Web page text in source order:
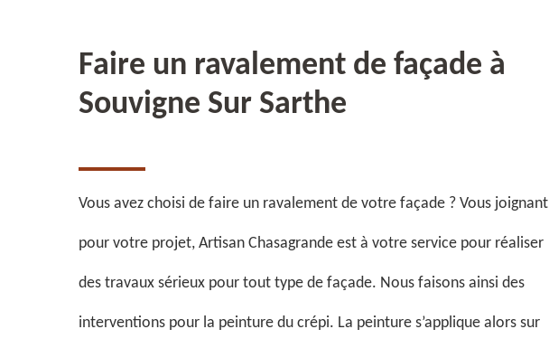
Faire un ravalement de façade à
Souvigne Sur Sarthe
Vous avez choisi de faire un ravalement de votre façade ? Vous joignant
pour votre projet, Artisan Chasagrande est à votre service pour réaliser
des travaux sérieux pour tout type de façade. Nous faisons ainsi des
interventions pour la peinture du crépi. La peinture s’applique alors sur